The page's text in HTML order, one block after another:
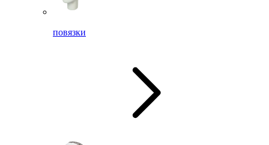
повязки